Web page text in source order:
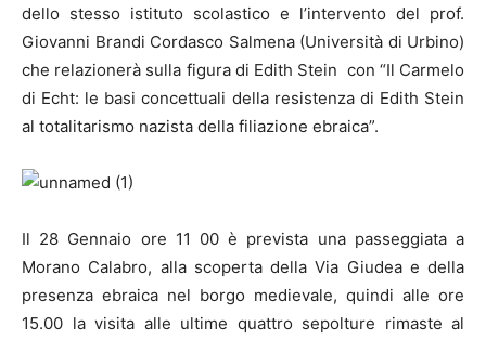
dello stesso istituto scolastico e l’intervento del prof.
Giovanni Brandi Cordasco Salmena (Università di Urbino)
che relazionerà sulla figura di Edith Stein con “Il Carmelo
di Echt: le basi concettuali della resistenza di Edith Stein
al totalitarismo nazista della filiazione ebraica”.
Il 28 Gennaio ore 11 00 è prevista una passeggiata a
Morano Calabro, alla scoperta della Via Giudea e della
presenza ebraica nel borgo medievale, quindi alle ore
15.00 la visita alle ultime quattro sepolture rimaste al